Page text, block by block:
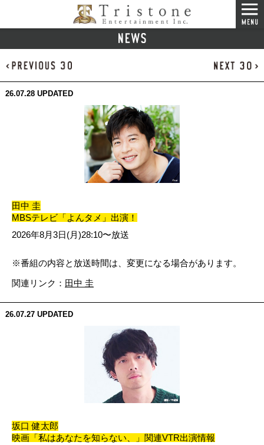
26.07.28 UPDATED
田中 圭
MBSテレビ「よんタメ」出演！
2026年8月3日(月)28:10〜放送
※番組の内容と放送時間は、変更になる場合があります。
関連リンク： 田中 圭
26.07.27 UPDATED
坂口 健太郎
映画「私はあなたを知らない、」関連VTR出演情報